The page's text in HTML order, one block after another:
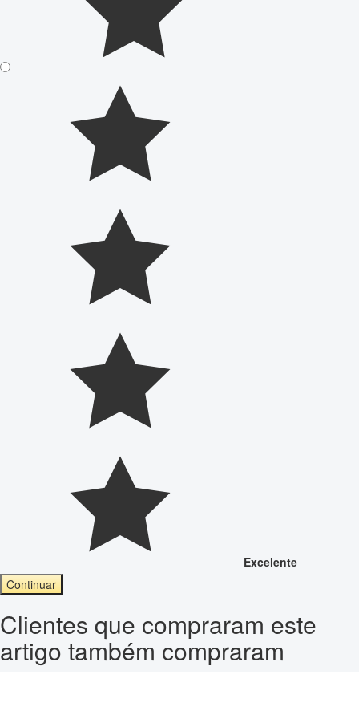
Excelente
Continuar
Clientes que compraram este
artigo também compraram